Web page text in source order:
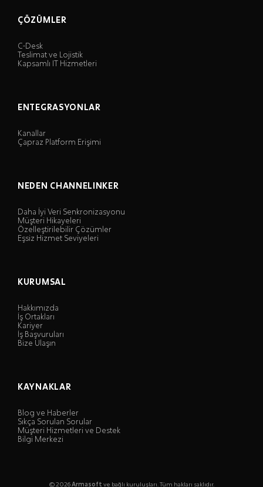
ÇÖZÜMLER
C-Desk
Teslimat ve Lojistik
Kapsamlı IT Hizmetleri
ENTEGRASYONLAR
Kanallar
Çapraz Platform Erişimi
NEDEN CHANNELINKER
Daha İyi Veri Senkronizasyonu
Müşteri Hikayeleri
Özelleştirilebilir Çözümler
Eşsiz Hizmet Seviyeleri
KURUMSAL
Hakkımızda
İş Ortakları
Kariyer
İş Başvuruları
Bize Ulaşın
KAYNAKLAR
Blog ve Haberler
Sıkça Sorulan Sorular
Müşteri Hizmetleri ve Destek
Bilgi Merkezi
© 2026Armasoft ve bağlı kuruluşları. Tüm hakları saklıdır.